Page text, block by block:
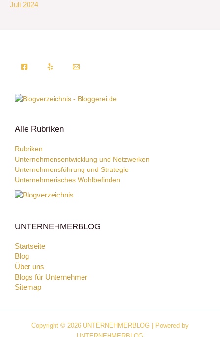
Juli 2024
Alle Rubriken
Rubriken
Unternehmensentwicklung und Netzwerken
Unternehmensführung und Strategie
Unternehmerisches Wohlbefinden
UNTERNEHMERBLOG
Startseite
Blog
Über uns
Blogs für Unternehmer
Sitemap
Copyright © 2026 UNTERNEHMERBLOG | Powered by